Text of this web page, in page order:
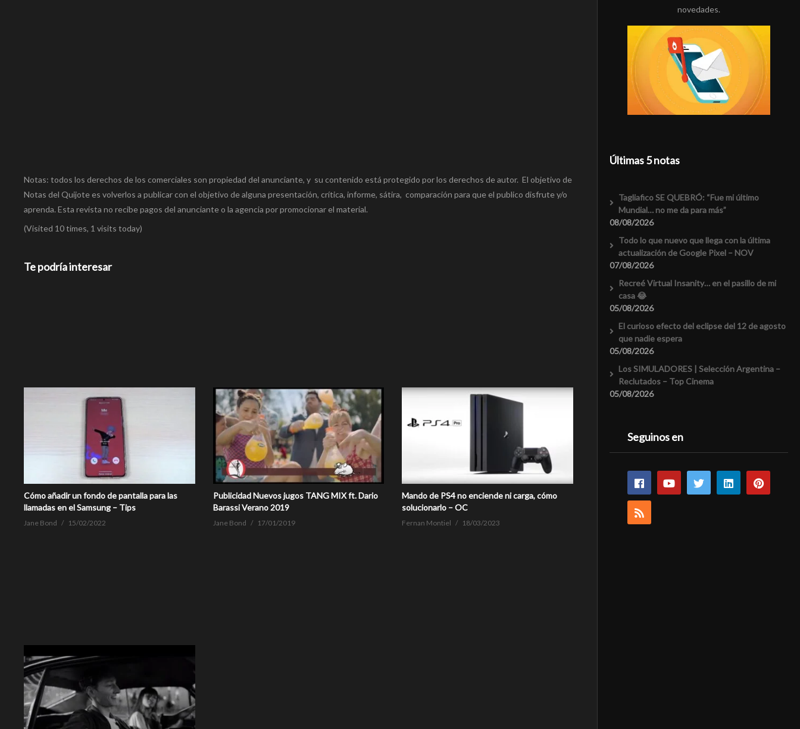
Notas: todos los derechos de los comerciales son propiedad del anunciante, y su contenido está protegido por los derechos de autor. El objetivo de
Notas del Quijote es volverlos a publicar con el objetivo de alguna presentación, crítica, informe, sátira, comparación para que el publico disfrute y/o
aprenda. Esta revista no recibe pagos del anunciante o la agencia por promocionar el material.
(Visited 10 times, 1 visits today)
Te podría interesar
Cómo añadir un fondo de pantalla para las
llamadas en el Samsung – Tips
Jane Bond 15/02/2022
Publicidad Nuevos jugos TANG MIX ft. Dario
Barassi Verano 2019
Jane Bond 17/01/2019
Mando de PS4 no enciende ni carga, cómo
solucionarlo – OC
Fernan Montiel 18/03/2023
novedades.
Últimas 5 notas
Tagliafico SE QUEBRÓ: “Fue mi último
Mundial… no me da para más”
08/08/2026
Todo lo que nuevo que llega con la última
actualización de Google Pixel – NOV
07/08/2026
Recreé Virtual Insanity… en el pasillo de mi
casa 😂
05/08/2026
El curioso efecto del eclipse del 12 de agosto
que nadie espera
05/08/2026
Los SIMULADORES | Selección Argentina –
Reclutados – Top Cinema
05/08/2026
Seguinos en